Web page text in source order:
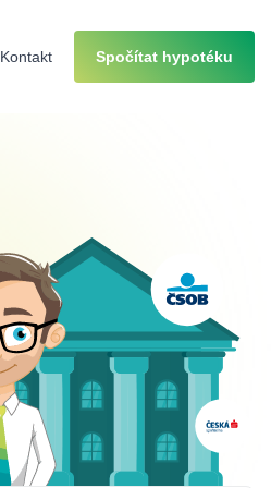
Kontakt Spočítat hypotéku